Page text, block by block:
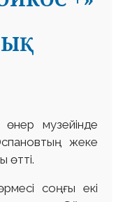
музейінде
жеке
өтті.
соңғы екі